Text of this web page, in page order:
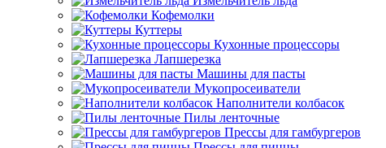
Кофемолки
Куттеры
Кухонные процессоры
Лапшерезка
Машины для пасты
Мукопросеиватели
Наполнители колбасок
Пилы ленточные
Прессы для гамбургеров